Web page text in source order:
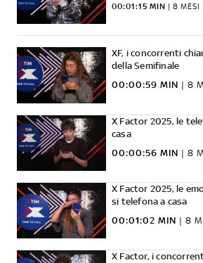
00:01:15 MIN | 8 MESI
XF, i concorrenti
della Semifinale
00:00:59 MIN | 8
X Factor 2025, le
casa
00:00:56 MIN | 8
X Factor 2025, le
si telefona a casa
00:01:02 MIN | 8
X Factor, i